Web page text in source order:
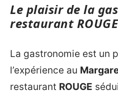
Le plaisir de la
restaurant ROUGE
La gastronomie est un
l’expérience au
restaurant ROUGE